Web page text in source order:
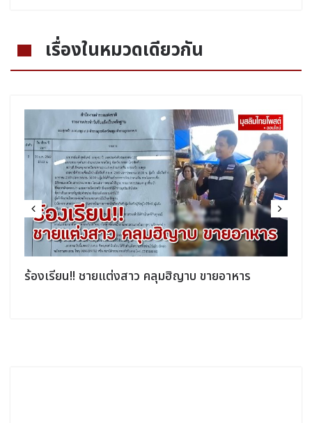
เรื่องในหมวดเดียวกัน
ร้องเรียน!! ชายแต่งสาว คลุมฮิญาบ ขายอาหาร